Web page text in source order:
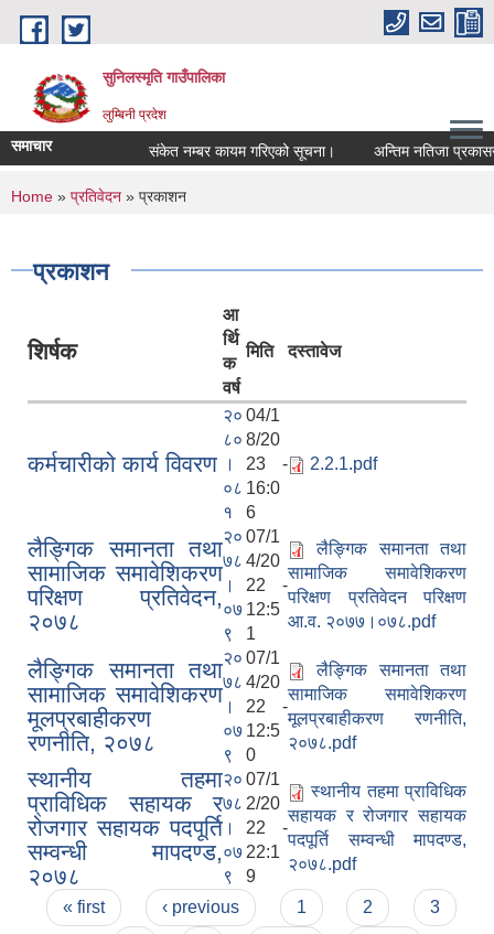
Skip to main content
सुनिलस्मृति गाउँपालिका
लुम्बिनी प्रदेश
समाचार संकेत नम्बर कायम गरिएको सूचना। अन्तिम नतिजा प्रकासन
You are here
Home » प्रतिवेदन » प्रकाशन
प्रकाशन
शिर्षक
आ
र्थि
क
वर्ष
मिति दस्तावेज
कर्मचारीको कार्य विवरण
२०
८०
।
०८
१
04/1
8/20
23 -
16:0
6
2.2.1.pdf
लैङ्गिक समानता तथा
सामाजिक समावेशिकरण
परिक्षण प्रतिवेदन,
२०७८
२०
७८
।
०७
९
07/1
4/20
22 -
12:5
1
लैङ्गिक समानता तथा
सामाजिक समावेशिकरण
परिक्षण प्रतिवेदन परिक्षण
आ.व. २०७७।०७८.pdf
लैङ्गिक समानता तथा
सामाजिक समावेशिकरण
मूलप्रबाहीकरण
रणनीति, २०७८
२०
७८
।
०७
९
07/1
4/20
22 -
12:5
0
लैङ्गिक समानता तथा
सामाजिक समावेशिकरण
मूलप्रबाहीकरण रणनीति,
२०७८.pdf
स्थानीय तहमा
प्राविधिक सहायक र
रोजगार सहायक पदपूर्ति
सम्वन्धी मापदण्ड,
२०७८
२०
७८
।
०७
९
07/1
2/20
22 -
22:1
9
स्थानीय तहमा प्राविधिक
सहायक र रोजगार सहायक
पदपूर्ति सम्वन्धी मापदण्ड,
२०७८.pdf
Pages
« first ‹ previous 1 2
3